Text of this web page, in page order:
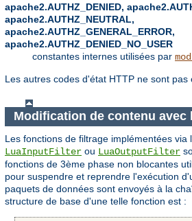
apache2.AUTHZ_DENIED,
apache2.AUTHZ_NEUTRAL,
apache2.AUTHZ_GENERAL_ERROR,
apache2.AUTHZ_DENIED_NO_USER
constantes internes utilisées par
Les autres codes d'état HTTP ne sont pas
Modification de contenu avec
Les fonctions de filtrage implémentées via
LuaInputFilter ou LuaOutputFilter
fonctions de 3ème phase non blocantes
pour suspendre et reprendre l'exécution
paquets de données sont envoyés à la
structure de base d'une telle fonction est :